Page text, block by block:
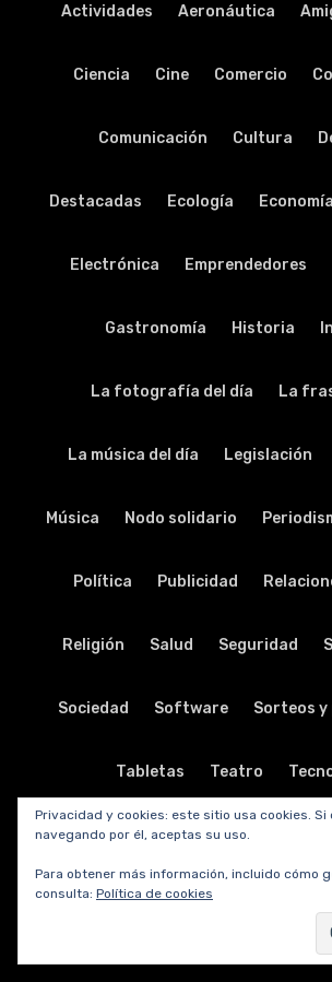
Actividades Aeronáutica
Ciencia Cine Comercio
Comunicación Cultura
Destacadas Ecología Economía
Electrónica Emprendedores
Gastronomía Historia
La fotografía del día La
La música del día Legislación
Música Nodo solidario
Política Publicidad
Religión Salud Seguridad
Sociedad Software Sorteos y
Tabletas Teatro
Telecomunicaciones
Transporte Turismo
Privacidad y cookies: este sitio usa cookies. Si
navegando por él, aceptas su uso.
Para obtener más información, incluido cómo
consulta: Política de cookies